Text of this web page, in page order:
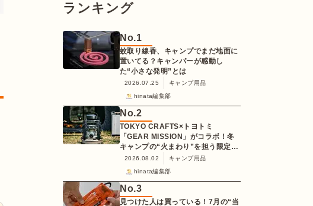
ランキング
No.1
蚊取り線香、キャンプでまだ地面に
置いてる？キャンパーが感動し
た“小さな発明”とは
2026.07.25
キャンプ用品
hinata編集部
No.2
TOKYO CRAFTS×トヨトミ
「GEAR MISSION」がコラボ！冬
キャンプの“火まわり”を担う限定
K3クッキングストーブが登場
2026.08.02
キャンプ用品
hinata編集部
No.3
見つけた人は買っている！7月の“当